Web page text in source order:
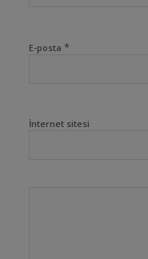
E-posta *
İnternet sitesi